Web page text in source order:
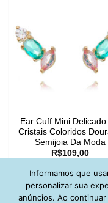
Ear Cuff Mini Delicado
Cristais Coloridos
Semijoia Da Moda
R$109,00
Informamos que
personalizar sua
anúncios. Ao